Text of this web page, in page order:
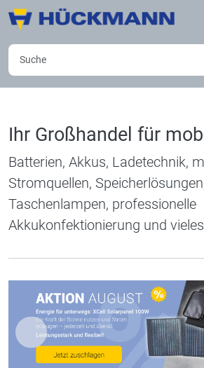
Ihr Großhandel für
Batterien, Akkus, Ladetechnik,
Stromquellen,
Taschenlampen, professionelle
Akkukonfektionierung und